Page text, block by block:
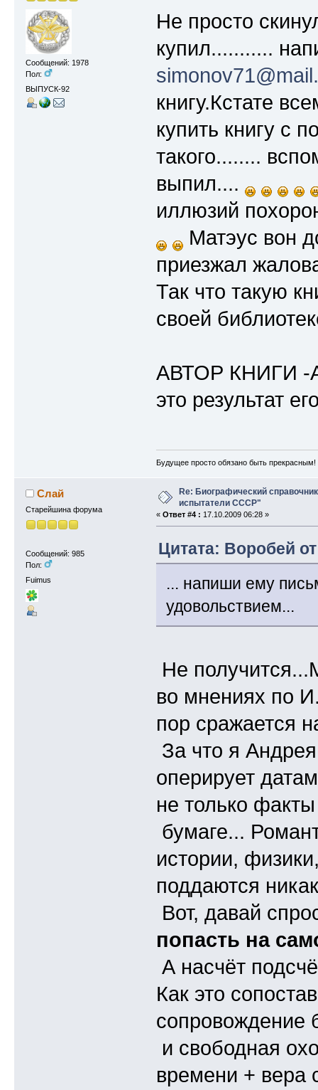
Сообщений: 1978
Пол:
ВЫПУСК-92
Не просто
купил...........
книгу.Кстате
купить книгу с
такого........
выпил....
иллюзий
Матэус вон
приезжал
Так что такую
своей
АВТОР КНИГИ
это результат
Будущее просто обязано быть прекрасным!
Слай
Старейшина форума
Сообщений: 985
Пол:
Fuimus
Re: Биографический
испытатели СССР"
« Ответ #4 : 17.10.2009 06:28 »
Цитата: Воробей
... напиши ему
удовольствием...
Не
во мнениях по
пор сражается
За что я
оперирует
не только
бумаге...
истории,
поддаются
Вот, давай
попасть на
А насчёт
Как это
сопровождение
и свободная
времени + вера